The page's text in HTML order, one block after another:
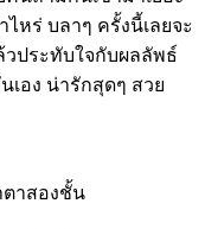
ไหร่​ บลาๆ ครั้งนี้เลยจะ
วประทับใจกับผลลัพธ์​
เอง​ น่ารักสุดๆ​ สวย